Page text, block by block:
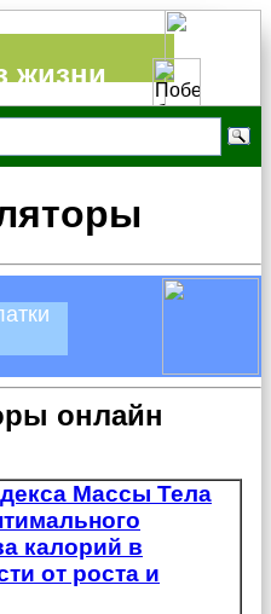
жизни
онлайн
Массы Тела
калорий в
от роста и